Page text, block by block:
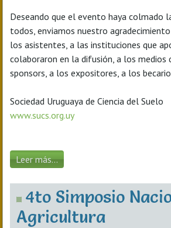
Deseando que el evento haya colmado
todos, enviamos nuestro
los asistentes, a las instituciones que
colaboraron en la difusión, a los medios
sponsors, a los expositores, a los
Sociedad Uruguaya de Ciencia del Suelo
www.sucs.org.uy
Leer más...
4to Simposio
Agricultura